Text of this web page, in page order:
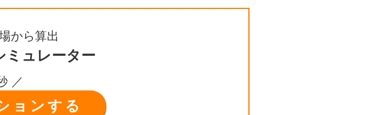
から算出
ミュレーター
／
ョンする